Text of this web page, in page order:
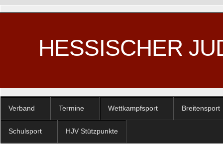
HESSISCHER
Verband Termine Wettkampfsport Breitensport
Schulsport HJV Stützpunkte